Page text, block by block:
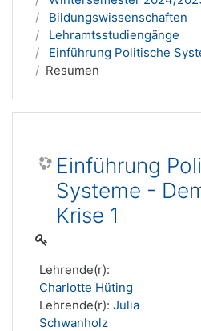
Bildungswissenschaften
Lehramtsstudiengänge
Einführung Politische
Resumen
Einführung
Systeme -
Krise 1
Lehrende(r):
Charlotte Hüting
Lehrende(r): Julia
Schwanholz